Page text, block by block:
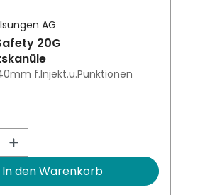
AG
20G
f.Injekt.u.Punktionen
Anzahl: Gib den
In den Warenkorb